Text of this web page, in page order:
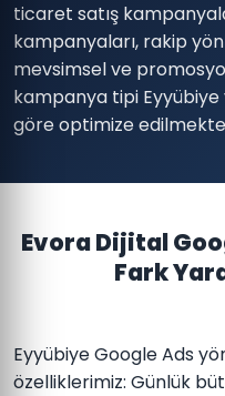
ticaret satış
kampanyaları, rakip
mevsimsel ve
kampanya tipi Eyyübiye
göre optimize
Evora Dijital
Fark
Eyyübiye Google Ads
özelliklerimiz: Günlük